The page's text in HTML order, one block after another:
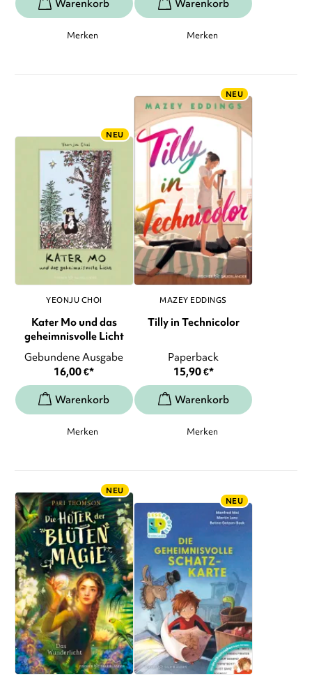
Merken Merken
NEU
YEONJU CHOI
Kater Mo und das
geheimnisvolle Licht
Gebundene Ausgabe
16,00€*
Merken
NEU
MAZEY EDDINGS
Tilly in Technicolor
Paperback
15,90€*
Merken
NEU
NEU